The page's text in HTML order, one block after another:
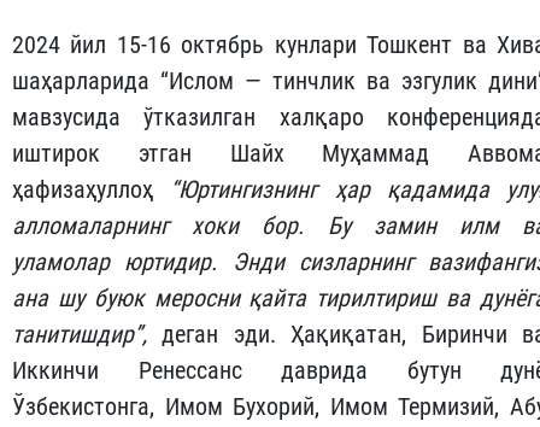
2024 йил 15-16 октябрь кунлари Тошкент ва
шаҳарларида “Ислом — тинчлик ва эзгулик
мавзусида ўтказилган халқаро
иштирок этган Шайх Муҳаммад
ҳафизаҳуллоҳ
“Юртингизнинг ҳар қадамида
алломаларнинг
хоки бор. Бу замин илм
уламолар юртидир. Энди сизларнинг
ана шу буюк меросни қайта тирилтириш ва
танитишдир”, деган эди. Ҳақиқатан, Биринчи
Иккинчи Ренессанс даврида бутун
Ўзбекистонга, Имом Бухорий, Имом Термизий,